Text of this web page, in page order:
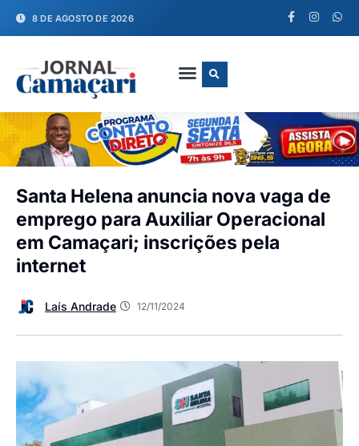
8 DE AGOSTO DE 2026
Santa Helena anuncia nova vaga de
emprego para Auxiliar Operacional
em Camaçari; inscrições pela
internet
Laís Andrade 12/11/2024